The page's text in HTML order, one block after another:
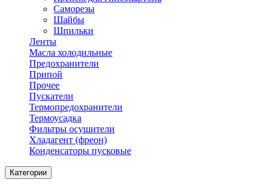
Саморезы
Шайбы
Шпильки
Ленты
Масла холодильные
Предохранители
Припой
Прочее
Пускатели
Термопредохранители
Термоусадка
Фильтры осушители
Хладагент (фреон)
Конденсаторы пусковые
Категории